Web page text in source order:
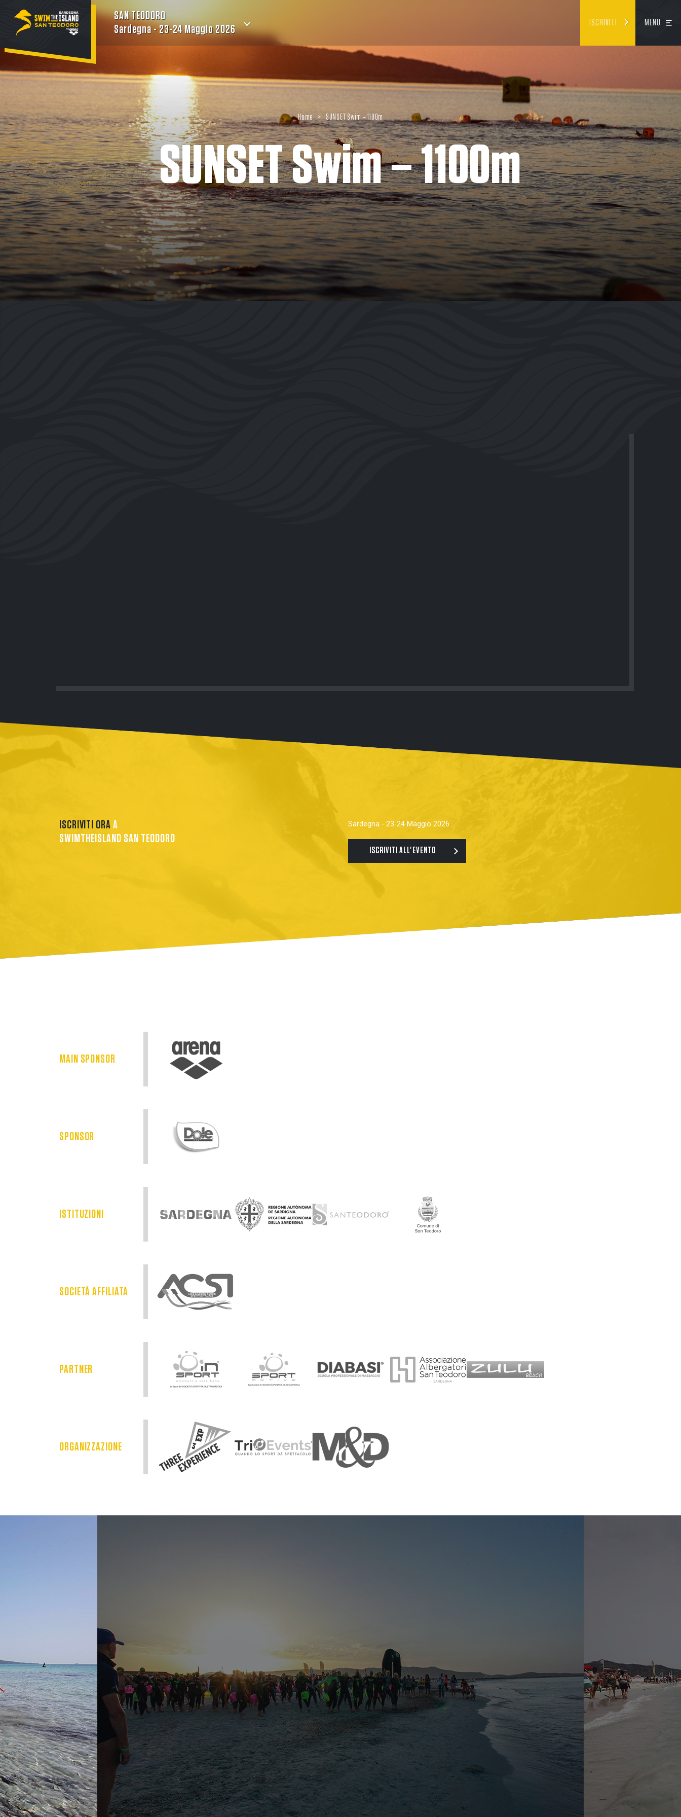
SAN TEODORO
Sardegna - 23-24 Maggio 2026
ISCRIVITI MENU
Home > SUNSET Swim – 1100m
SUNSET Swim – 1100m
ISCRIVITI ORA A
SWIMTHEISLAND SAN TEODORO
Sardegna - 23-24 Maggio 2026
ISCRIVITI ALL'EVENTO
MAIN SPONSOR
SPONSOR
ISTITUZIONI
SOCIETÀ AFFILIATA
PARTNER
ORGANIZZAZIONE